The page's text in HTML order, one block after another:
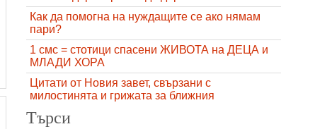
Как да помогна на нуждащите се ако нямам
пари?
1 смс = стотици спасени ЖИВОТА на ДЕЦА и
МЛАДИ ХОРА
Цитати от Новия завет, свързани с
милостинята и грижата за ближния
Търси